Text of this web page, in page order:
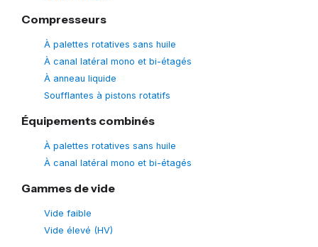
Compresseurs
À palettes rotatives sans huile
À canal latéral mono et bi-étagés
À anneau liquide
Soufflantes à pistons rotatifs
Équipements combinés
À palettes rotatives sans huile
À canal latéral mono et bi-étagés
Gammes de vide
Vide faible
Vide élevé (HV)